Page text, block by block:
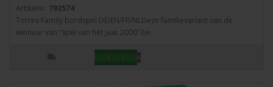
Artikelnr: 792574
Torres Family bordspel DE/EN/FR/NLDeze familievariant van de
winnaar van “Spel van het Jaar 2000” be..